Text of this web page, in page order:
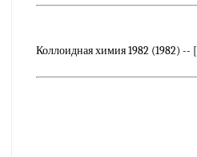
Коллоидная химия 1982 (1982) -- [